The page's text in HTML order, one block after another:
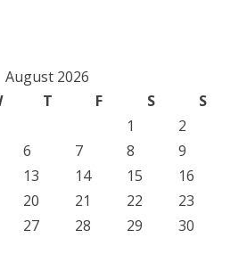
August 2026
T F S
S
1
2
6 7 8
9
13 14 15
16
20 21 22
23
27 28 29
30